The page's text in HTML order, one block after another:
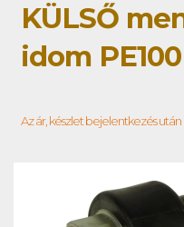
KÜLSŐ
idom PE100
Az ár, készlet bejelentkezés